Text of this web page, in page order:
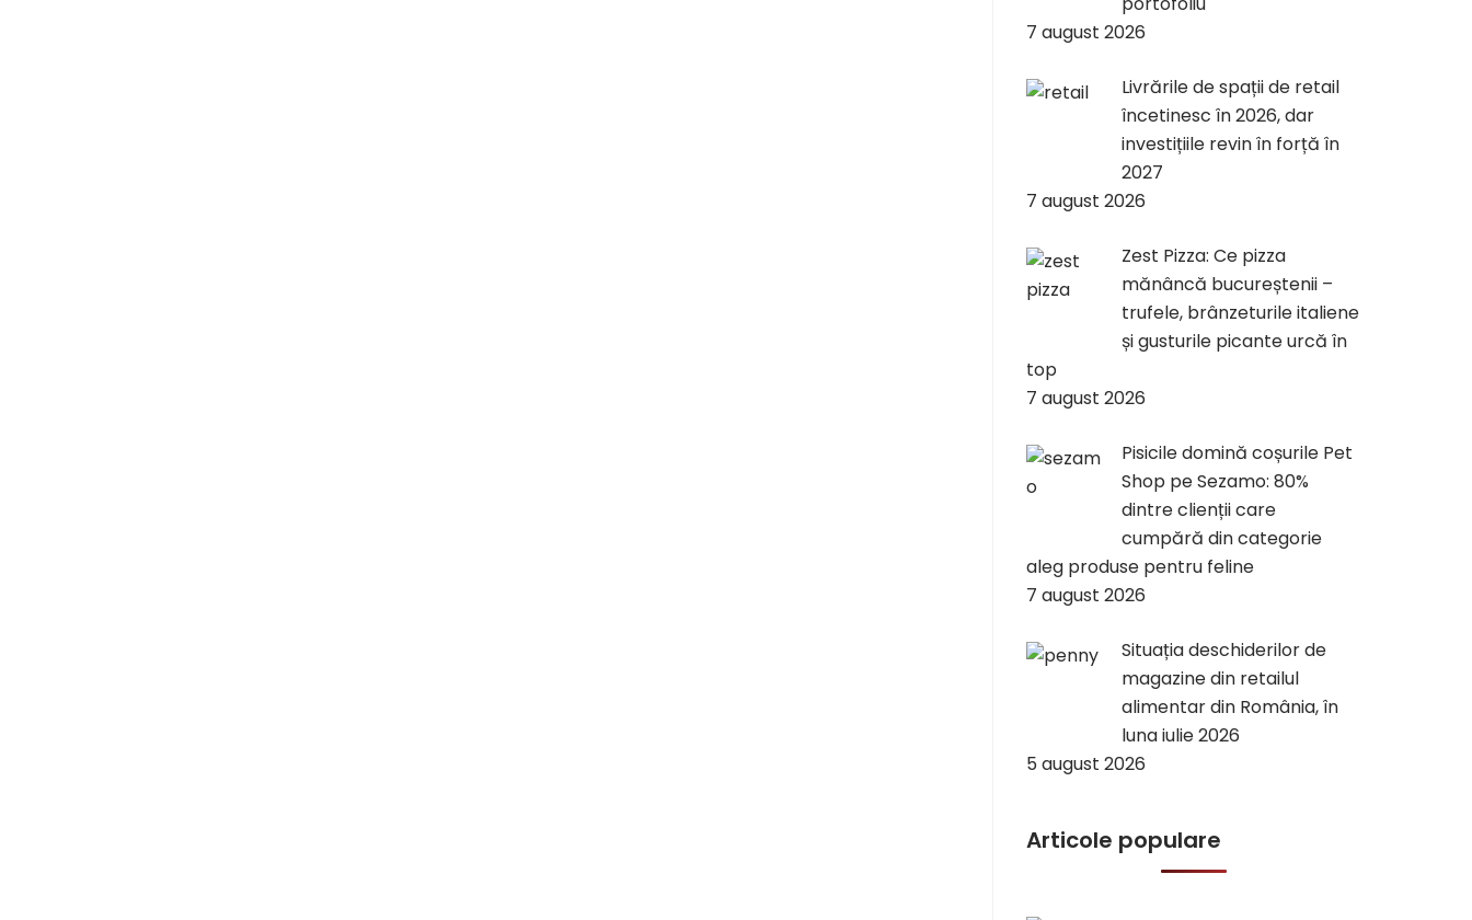
7 august 2026
Livrările de spații de retail
încetinesc în 2026, dar
investițiile revin în forță în
2027
7 august 2026
Zest Pizza: Ce pizza
mănâncă bucureștenii –
trufele, brânzeturile italiene
și gusturile picante urcă în
top
7 august 2026
Pisicile domină coșurile Pet
Shop pe Sezamo: 80%
dintre clienții care
cumpără din categorie
aleg produse pentru feline
7 august 2026
Situația deschiderilor de
magazine din retailul
alimentar din România, în
luna iulie 2026
5 august 2026
Articole populare